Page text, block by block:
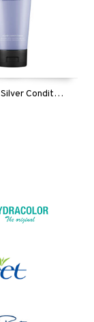
Antonio Axu Silver Conditioner